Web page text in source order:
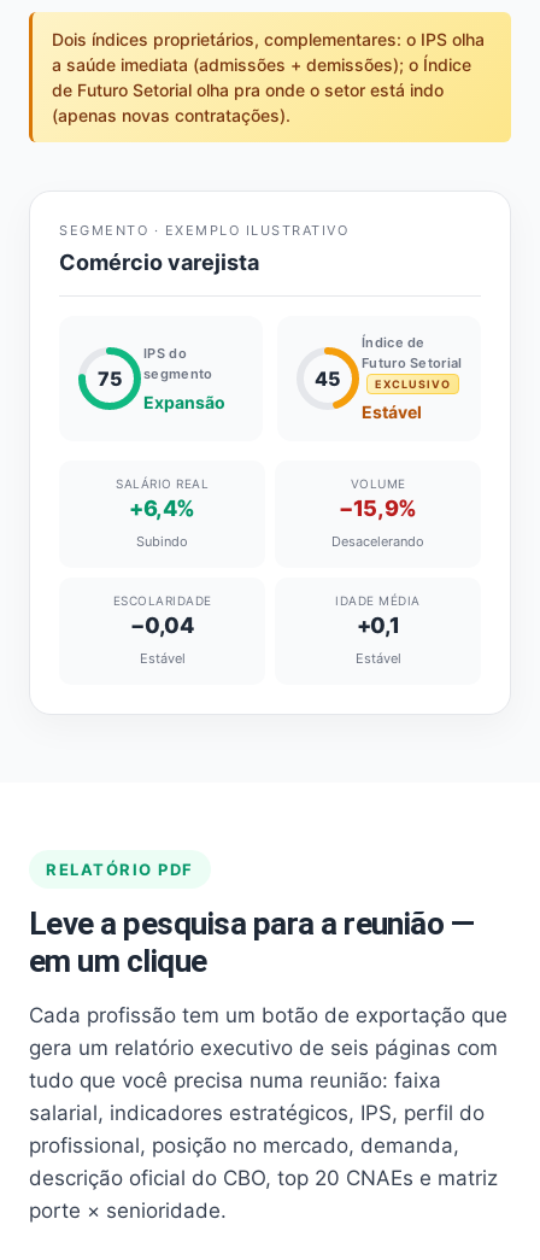
Dois índices proprietários, complementares: o IPS olha
a saúde imediata (admissões + demissões); o Índice
de Futuro Setorial olha pra onde o setor está indo
(apenas novas contratações).
SEGMENTO · EXEMPLO ILUSTRATIVO
Comércio varejista
75
IPS do
segmento
Expansão
45
Índice de
Futuro Setorial
EXCLUSIVO
Estável
SALÁRIO REAL
+6,4%
Subindo
VOLUME
−15,9%
Desacelerando
ESCOLARIDADE
−0,04
Estável
IDADE MÉDIA
+0,1
Estável
RELATÓRIO PDF
Leve a pesquisa para a reunião —
em um clique
Cada profissão tem um botão de exportação que
gera um relatório executivo de seis páginas com
tudo que você precisa numa reunião: faixa
salarial, indicadores estratégicos, IPS, perfil do
profissional, posição no mercado, demanda,
descrição oficial do CBO, top 20 CNAEs e matriz
porte × senioridade.